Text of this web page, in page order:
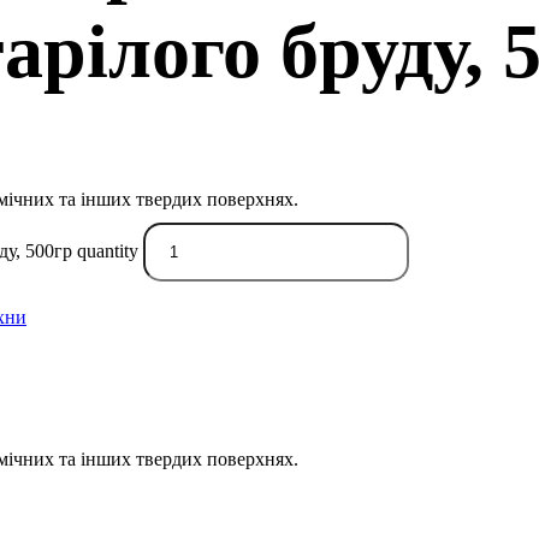
бруду,
та інших твердих поверхнях.
500гр quantity
та інших твердих поверхнях.